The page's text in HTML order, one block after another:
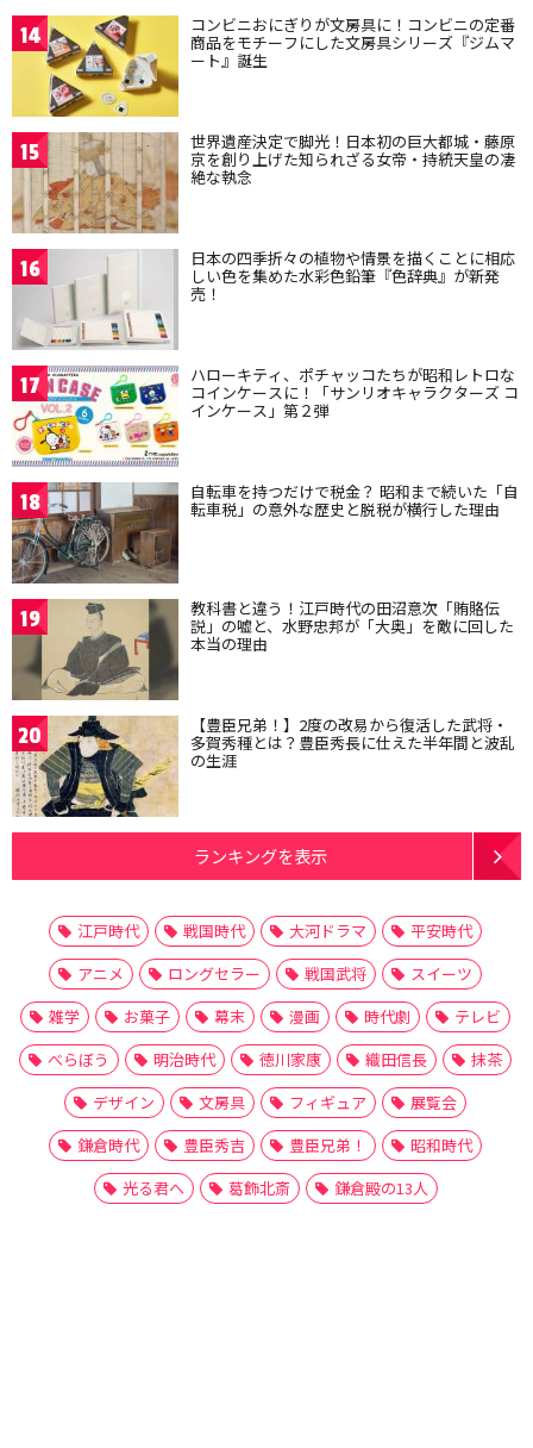
14 コンビニおにぎりが文房具に！コンビニの定番
商品をモチーフにした文房具シリーズ『ジムマ
ート』誕生
15 世界遺産決定で脚光！日本初の巨大都城・藤原
京を創り上げた知られざる女帝・持統天皇の凄
絶な執念
16 日本の四季折々の植物や情景を描くことに相応
しい色を集めた水彩色鉛筆『色辞典』が新発
売！
17 ハローキティ、ポチャッコたちが昭和レトロな
コインケースに！「サンリオキャラクターズ コ
インケース」第２弾
18 自転車を持つだけで税金？ 昭和まで続いた「自
転車税」の意外な歴史と脱税が横行した理由
19 教科書と違う！江戸時代の田沼意次「賄賂伝
説」の嘘と、水野忠邦が「大奥」を敵に回した
本当の理由
20 【豊臣兄弟！】2度の改易から復活した武将・
多賀秀種とは？豊臣秀長に仕えた半年間と波乱
の生涯
ランキングを表示
江戸時代 戦国時代 大河ドラマ
平安時代
アニメ
ロングセラー 戦国武将
スイーツ
雑学
お菓子 幕末 漫画 時代劇
テレビ
べらぼう
明治時代 徳川家康 織田信長
抹茶
デザイン
文房具 フィギュア
展覧会
鎌倉時代
豊臣秀吉 豊臣兄弟！
昭和時代
光る君へ
葛飾北斎 鎌倉殿の13人